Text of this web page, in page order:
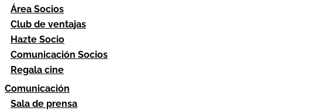
Área Socios
Club de ventajas
Hazte Socio
Comunicación Socios
Regala cine
Comunicación
Sala de prensa